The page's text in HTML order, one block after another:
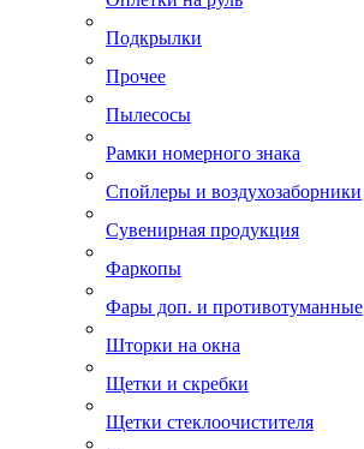
Подкрылки
Прочее
Пылесосы
Рамки номерного знака
Спойлеры и воздухозаборники
Сувенирная продукция
Фаркопы
Фары доп. и противотуманные
Шторки на окна
Щетки и скребки
Щетки стеклоочистителя